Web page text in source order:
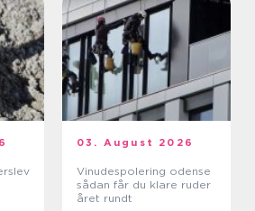
03. August 2026
Vinudespolering odense
sådan får du klare ruder
året rundt